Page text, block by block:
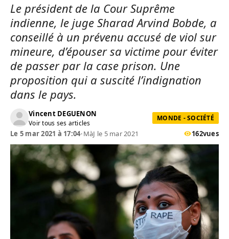
Le président de la Cour Suprême
indienne, le juge Sharad Arvind Bobde, a
conseillé à un prévenu accusé de viol sur
mineure, d’épouser sa victime pour éviter
de passer par la case prison. Une
proposition qui a suscité l’indignation
dans le pays.
Vincent DEGUENON
Voir tous ses articles
MONDE - SOCIÉTÉ
Le 5 mar 2021 à 17:04•MàJ le 5 mar 2021 162vues